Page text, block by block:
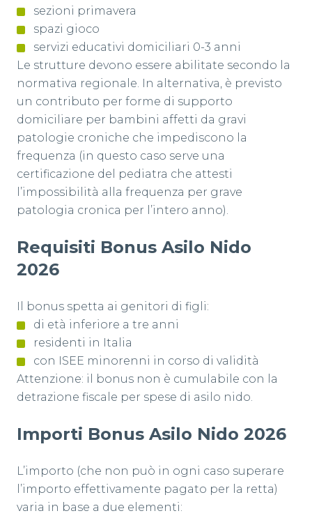
sezioni primavera
spazi gioco
servizi educativi domiciliari 0-3 anni
Le strutture devono essere abilitate secondo la
normativa regionale. In alternativa, è previsto
un contributo per forme di supporto
domiciliare per bambini affetti da gravi
patologie croniche che impediscono la
frequenza (in questo caso serve una
certificazione del pediatra che attesti
l’impossibilità alla frequenza per grave
patologia cronica per l’intero anno).
Requisiti Bonus Asilo Nido
2026
Il bonus spetta ai genitori di figli:
di età inferiore a tre anni
residenti in Italia
con ISEE minorenni in corso di validità
Attenzione: il bonus non è cumulabile con la
detrazione fiscale per spese di asilo nido.
Importi Bonus Asilo Nido 2026
L’importo (che non può in ogni caso superare
l’importo effettivamente pagato per la retta)
varia in base a due elementi: